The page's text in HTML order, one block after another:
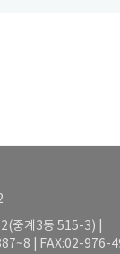
중계3동 515-3) |
| FAX:02-976-